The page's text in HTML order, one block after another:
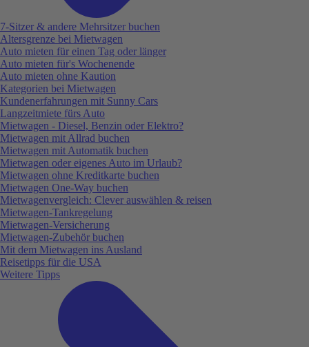
7-Sitzer & andere Mehrsitzer buchen
Altersgrenze bei Mietwagen
Auto mieten für einen Tag oder länger
Auto mieten für's Wochenende
Auto mieten ohne Kaution
Kategorien bei Mietwagen
Kundenerfahrungen mit Sunny Cars
Langzeitmiete fürs Auto
Mietwagen - Diesel, Benzin oder Elektro?
Mietwagen mit Allrad buchen
Mietwagen mit Automatik buchen
Mietwagen oder eigenes Auto im Urlaub?
Mietwagen ohne Kreditkarte buchen
Mietwagen One-Way buchen
Mietwagenvergleich: Clever auswählen & reisen
Mietwagen-Tankregelung
Mietwagen-Versicherung
Mietwagen-Zubehör buchen
Mit dem Mietwagen ins Ausland
Reisetipps für die USA
Weitere Tipps